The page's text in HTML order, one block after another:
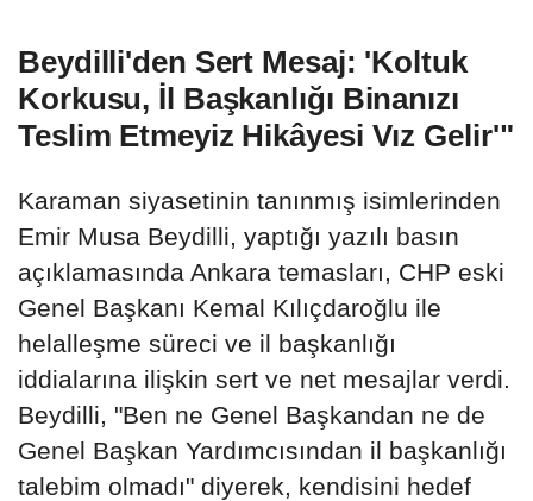
Beydilli'den Sert Mesaj: 'Koltuk
Korkusu, İl Başkanlığı Binanızı
Teslim Etmeyiz Hikâyesi Vız Gelir'"
Karaman siyasetinin tanınmış isimlerinden
Emir Musa Beydilli, yaptığı yazılı basın
açıklamasında Ankara temasları, CHP eski
Genel Başkanı Kemal Kılıçdaroğlu ile
helalleşme süreci ve il başkanlığı
iddialarına ilişkin sert ve net mesajlar verdi.
Beydilli, "Ben ne Genel Başkandan ne de
Genel Başkan Yardımcısından il başkanlığı
talebim olmadı" diyerek, kendisini hedef